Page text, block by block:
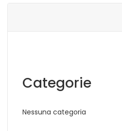
Categorie
Nessuna categoria